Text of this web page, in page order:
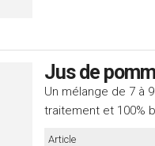
Jus de
Un mélange de 7 à
traitement et 100%
Article